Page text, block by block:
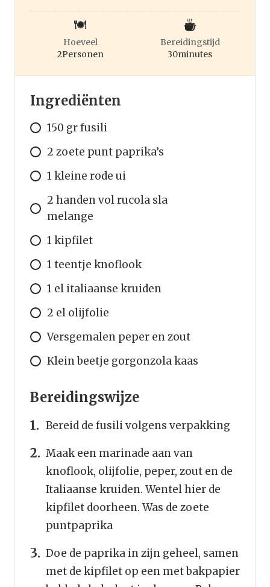
Hoeveel
2Personen
Bereidingstijd
30minutes
Ingrediënten
150 gr fusili
2 zoete punt paprika’s
1 kleine rode ui
2 handen vol rucola sla
melange
1 kipfilet
1 teentje knoflook
1 el italiaanse kruiden
2 el olijfolie
Versgemalen peper en zout
Klein beetje gorgonzola kaas
Bereidingswijze
Bereid de fusili volgens verpakking
Maak een marinade aan van
knoflook, olijfolie, peper, zout en de
Italiaanse kruiden. Wentel hier de
kipfilet doorheen. Was de zoete
puntpaprika
Doe de paprika in zijn geheel, samen
met de kipfilet op een met bakpapier